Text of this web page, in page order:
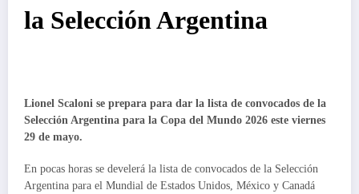
la Selección Argentina
Lionel Scaloni se prepara para dar la lista de convocados de la
Selección Argentina para la Copa del Mundo 2026 este viernes
29 de mayo.
En pocas horas se develerá la lista de convocados de la Selección
Argentina para el Mundial de Estados Unidos, México y Canadá